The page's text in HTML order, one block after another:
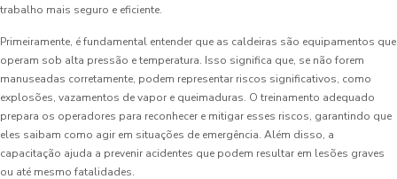
trabalho mais seguro e eficiente.
Primeiramente, é fundamental entender que as caldeiras são equipamentos que
operam sob alta pressão e temperatura. Isso significa que, se não forem
manuseadas corretamente, podem representar riscos significativos, como
explosões, vazamentos de vapor e queimaduras. O treinamento adequado
prepara os operadores para reconhecer e mitigar esses riscos, garantindo que
eles saibam como agir em situações de emergência. Além disso, a
capacitação ajuda a prevenir acidentes que podem resultar em lesões graves
ou até mesmo fatalidades.